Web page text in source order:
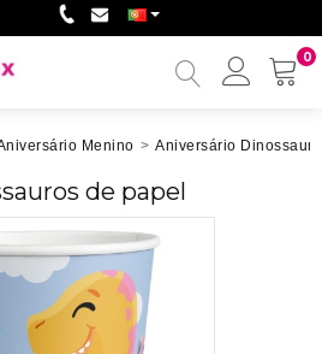
0
Minha
Menino > Aniversário Dinossauro
de papel